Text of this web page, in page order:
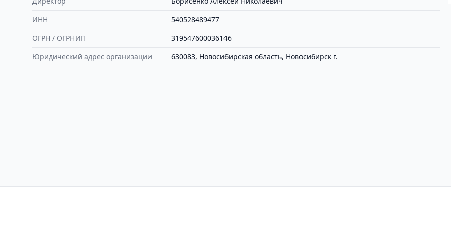
ИНН
540528489477
ОГРН / ОГРНИП
319547600036146
Юридический адрес организации
630083, Новосибирская область, Новосибирск г.